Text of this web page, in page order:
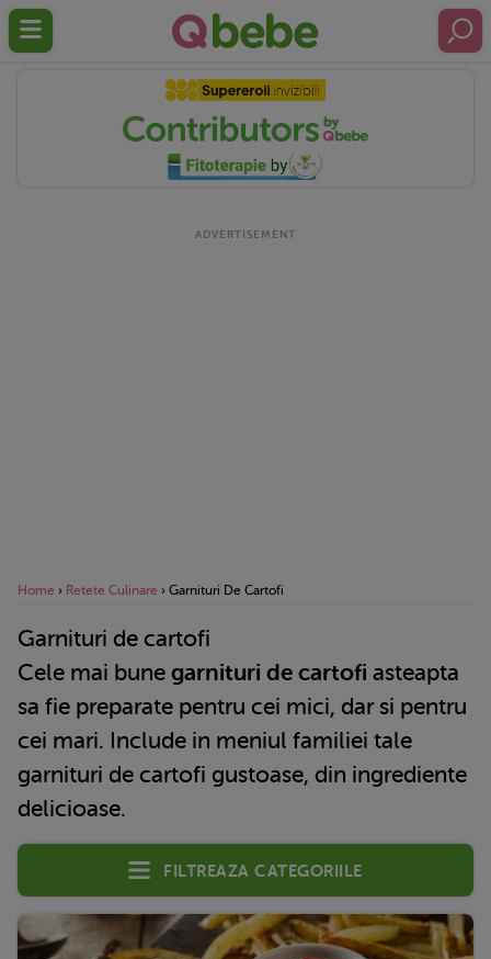
Home › Retete Culinare › Garnituri De Cartofi
Garnituri de cartofi
Cele mai bune garnituri de cartofi asteapta
sa fie preparate pentru cei mici, dar si pentru
cei mari. Include in meniul familiei tale
garnituri de cartofi gustoase, din ingrediente
delicioase.
Filtreaza categoriile